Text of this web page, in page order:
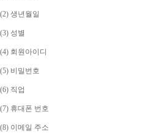
(2) 생년월일
(3) 성별
(4) 회원아이디
(5) 비밀번호
(6) 직업
(7) 휴대폰 번호
(8) 이메일 주소